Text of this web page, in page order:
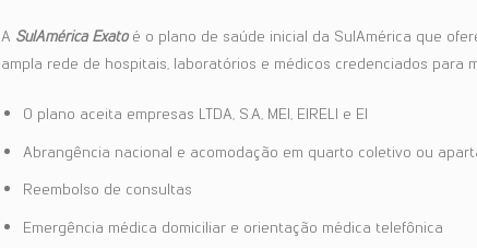
A SulAmérica Exatoé o plano de saúde inicial da SulAmérica que
ampla rede de hospitais, laboratórios e médicos credenciados para
O plano aceita empresas LTDA, S.A, MEI, EIRELI e EI
Abrangência nacional e acomodação em quarto coletivo ou
Reembolso de consultas
Emergência médica domiciliar e orientação médica telefônica